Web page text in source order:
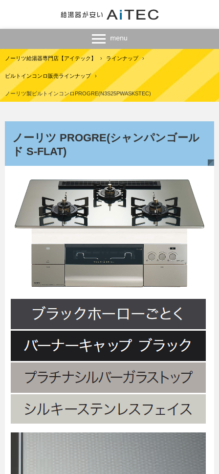
ノーリツ給湯器専門店【アイテック】 › ラインナップ ›
ビルトインコンロ販売ラインナップ ›
ノーリツ製ビルトインコンロPROGRE(N3S25PWASKSTEC)
ノーリツ PROGRE(シャンパンゴール
ド S-FLAT)